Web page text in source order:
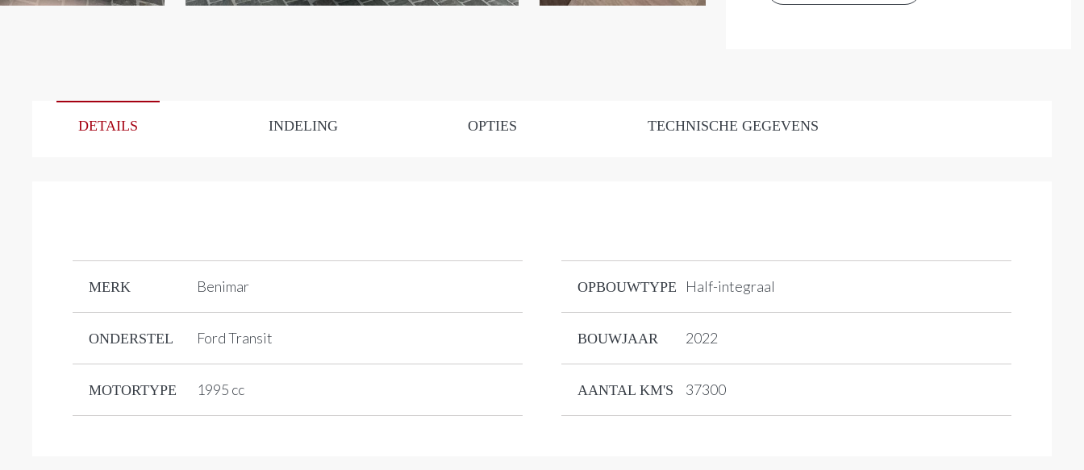
DETAILS INDELING OPTIES TECHNISCHE GEGEVENS
MERK Benimar
ONDERSTEL Ford Transit
MOTORTYPE 1995 cc
OPBOUWTYPE Half-integraal
BOUWJAAR 2022
AANTAL KM'S 37300